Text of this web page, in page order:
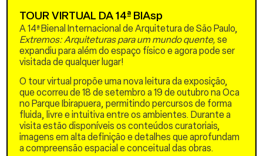
Infraestrutura Regional Sul
Americana (IIRSA), cujo
planejamento estabeleceu
uma série de conselhos,
entre eles o Conselho Sul
Infraestrutura e
Planejamento (COSIPLAN).
Essa iniciativa resultou em
diversos projetos de
infraestrutura para o
transporte de mercadorias
entre os países membros, a
TOUR VIRTUAL DA 14ª BIAsp
A 14ª Bienal Internacional de Arquitetura de São Paulo,
Extremos: Arquiteturas para um mundo quente, se
expandiu para além do espaço físico e agora pode ser
visitada de qualquer lugar!
O tour virtual propõe uma nova leitura da exposição,
que ocorreu de 18 de setembro a 19 de outubro na Oca
no Parque Ibirapuera, permitindo percursos de forma
fluida, livre e intuitiva entre os ambientes. Durante a
visita estão disponíveis os conteúdos curatoriais,
imagens em alta definição e detalhes que aprofundam
a compreensão espacial e conceitual das obras.